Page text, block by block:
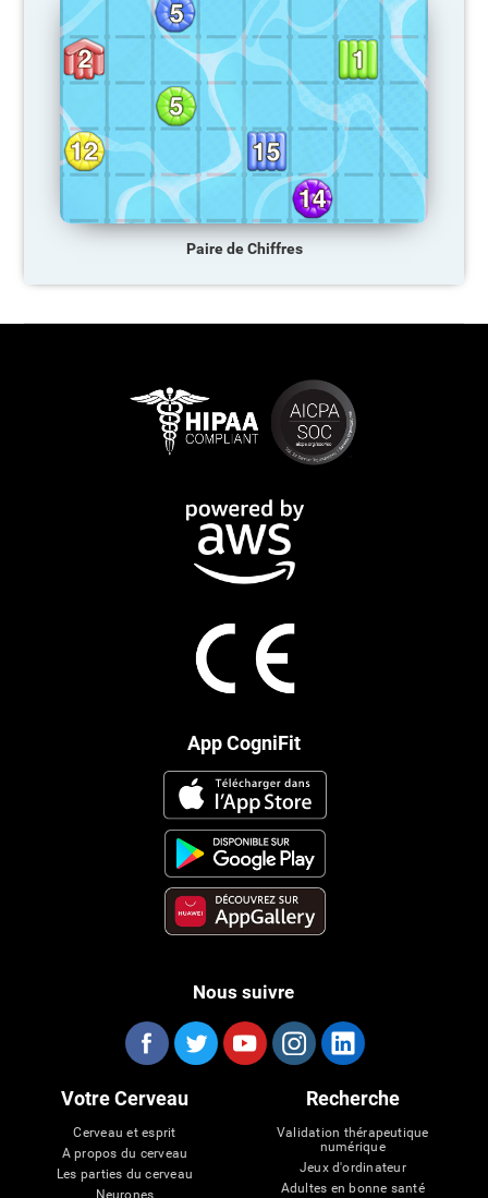
Paire de Chiffres
App CogniFit
Nous suivre
Votre Cerveau
Cerveau et esprit
A propos du cerveau
Les parties du cerveau
Recherche
Validation thérapeutique
numérique
Jeux d'ordinateur
Adultes en bonne santé